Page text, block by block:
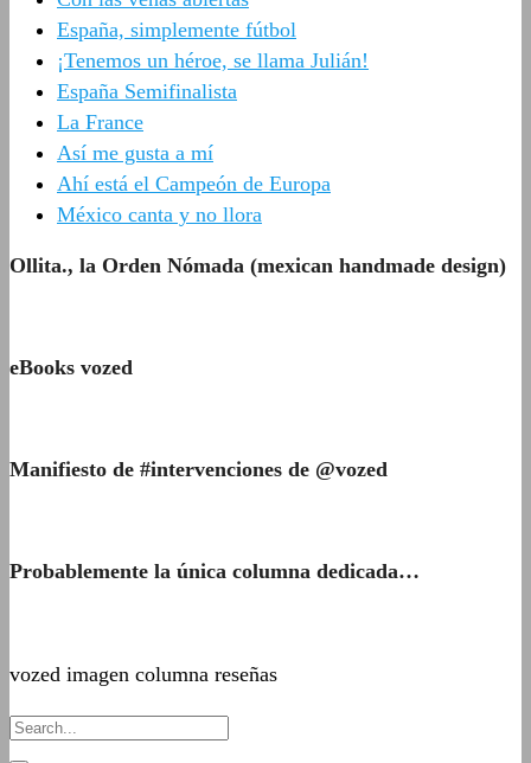
España, simplemente fútbol
¡Tenemos un héroe, se llama Julián!
España Semifinalista
La France
Así me gusta a mí
Ahí está el Campeón de Europa
México canta y no llora
Ollita., la Orden Nómada (mexican handmade design)
eBooks vozed
Manifiesto de #intervenciones de @vozed
Probablemente la única columna dedicada…
vozed imagen columna reseñas